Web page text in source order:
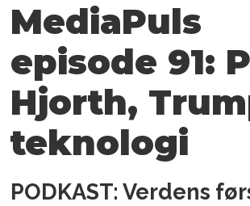
MediaPuls
episode 91:
Hjorth,
teknologi
PODKAST: Verdens